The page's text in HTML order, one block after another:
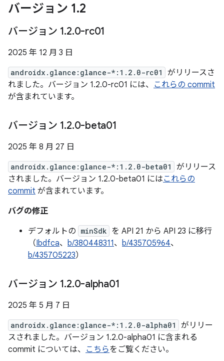
バージョン 1.2
バージョン 1.2.0-rc01
2025 年 12 月 3 日
androidx.glance:glance-*:1.2.0-rc01
がリリースさ
れました。バージョン 1.2.0-rc01 には、 これらの commit
が含まれています。
バージョン 1.2.0-beta01
2025 年 8 月 27 日
androidx.glance:glance-*:1.2.0-beta01
がリリース
されました。バージョン 1.2.0-beta01 にはこれらの
commit が含まれています。
バグの修正
デフォルトの minSdk を API 21 から API 23 に移行
（Ibdfca、 b/380448311、 b/435705964、
b/435705223）
バージョン 1.2.0-alpha01
2025 年 5 月 7 日
androidx.glance:glance-*:1.2.0-alpha01
がリリー
スされました。バージョン 1.2.0-alpha01 に含まれる
commit については、 こちらをご覧ください。